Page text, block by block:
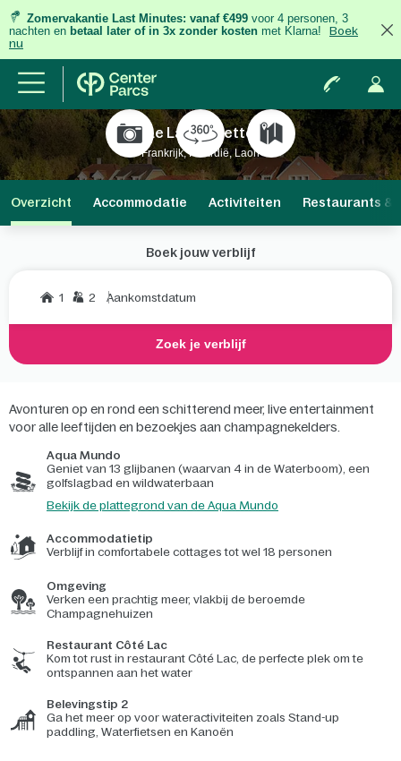
Zomervakantie Last Minutes: vanaf €499 voor 4 personen, 3
nachten en betaal later of in 3x zonder kosten met Klarna!
Boek
nu
Le Lac d'Ailette
Frankrijk, Picardië, Laon
Overzicht Accommodatie Activiteiten Restaurants &
Boek jouw verblijf
1 2 Aankomstdatum
Zoek je verblijf
Avonturen op en rond een schitterend meer, live entertainment
voor alle leeftijden en bezoekjes aan champagnekelders.
Aqua Mundo
Geniet van 13 glijbanen (waarvan 4 in de Waterboom), een
golfslagbad en wildwaterbaan
Bekijk de plattegrond van de Aqua Mundo
Accommodatietip
Verblijf in comfortabele cottages tot wel 18 personen
Omgeving
Verken een prachtig meer, vlakbij de beroemde
Champagnehuizen
Restaurant Côté Lac
Kom tot rust in restaurant Côté Lac, de perfecte plek om te
ontspannen aan het water
Belevingstip 2
Ga het meer op voor wateractiviteiten zoals Stand-up
paddling, Waterfietsen en Kanoën